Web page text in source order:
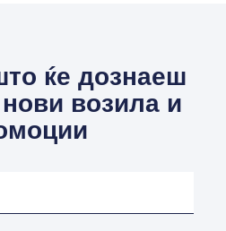
ќе дознаеш
возила и